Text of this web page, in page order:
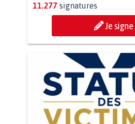
11.277 signatures
Je signe